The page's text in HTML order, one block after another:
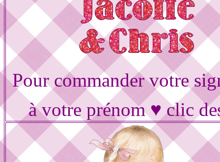
Pour commander votre
à votre prénom ♥ clic